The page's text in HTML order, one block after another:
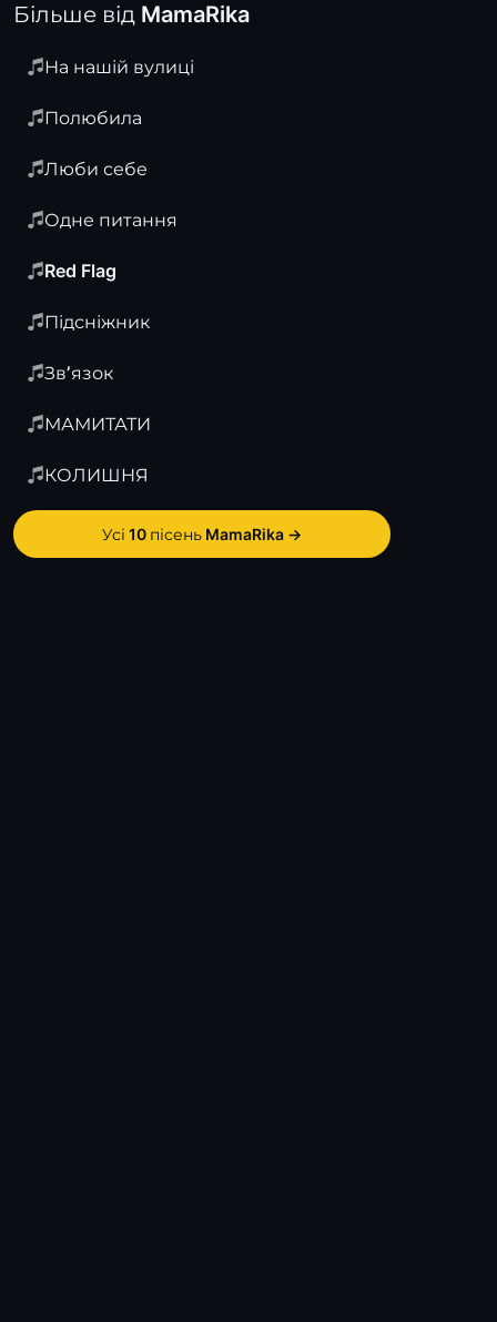
Більше від MamaRika
На нашій вулиці
Полюбила
Люби себе
Одне питання
Red Flag
Підсніжник
Звʼязок
МАМИТАТИ
КОЛИШНЯ
Усі 10 пісень MamaRika →